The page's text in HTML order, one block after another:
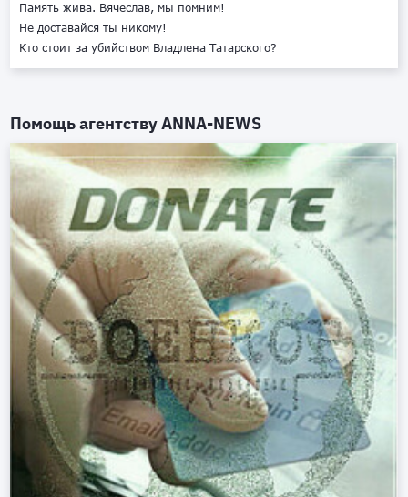
Память жива. Вячеслав, мы помним!
Не доставайся ты никому!
Кто стоит за убийством Владлена Татарского?
Помощь агентствуANNA-NEWS